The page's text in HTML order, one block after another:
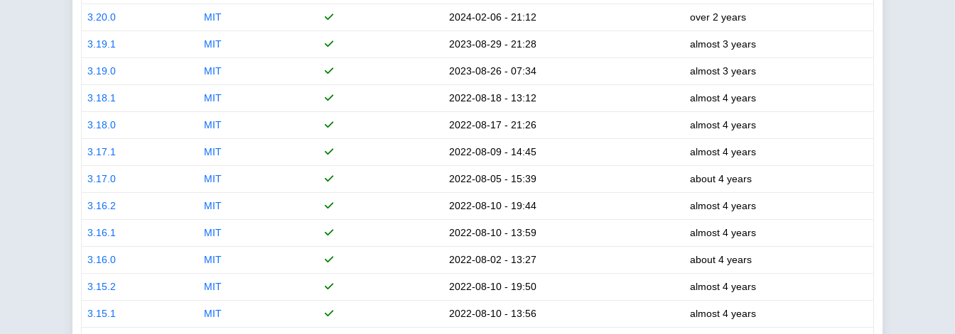
3.20.0 MIT 2024-02-06 - 21:12 over 2 years
3.19.1 MIT 2023-08-29 - 21:28 almost 3 years
3.19.0 MIT 2023-08-26 - 07:34 almost 3 years
3.18.1 MIT 2022-08-18 - 13:12 almost 4 years
3.18.0 MIT 2022-08-17 - 21:26 almost 4 years
3.17.1 MIT 2022-08-09 - 14:45 almost 4 years
3.17.0 MIT 2022-08-05 - 15:39 about 4 years
3.16.2 MIT 2022-08-10 - 19:44 almost 4 years
3.16.1 MIT 2022-08-10 - 13:59 almost 4 years
3.16.0 MIT 2022-08-02 - 13:27 about 4 years
3.15.2 MIT 2022-08-10 - 19:50 almost 4 years
3.15.1 MIT 2022-08-10 - 13:56 almost 4 years